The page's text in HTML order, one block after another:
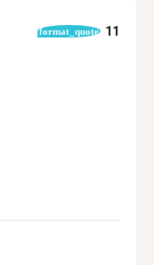
format_quote 11